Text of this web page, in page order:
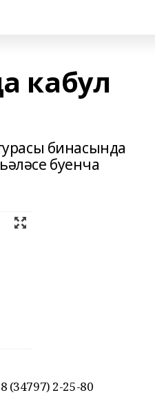
кабул
бинасында
буенча
(34797) 2-25-80